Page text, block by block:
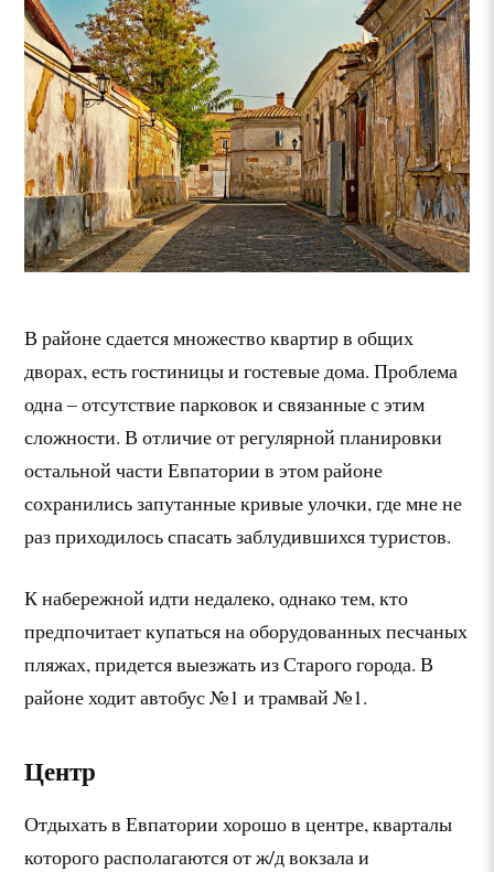
В районе сдается множество квартир в общих
дворах, есть гостиницы и гостевые дома. Проблема
одна – отсутствие парковок и связанные с этим
сложности. В отличие от регулярной планировки
остальной части Евпатории в этом районе
сохранились запутанные кривые улочки, где мне не
раз приходилось спасать заблудившихся туристов.
К набережной идти недалеко, однако тем, кто
предпочитает купаться на оборудованных песчаных
пляжах, придется выезжать из Старого города. В
районе ходит автобус №1 и трамвай №1.
Центр
Отдыхать в Евпатории хорошо в центре, кварталы
которого располагаются от ж/д вокзала и